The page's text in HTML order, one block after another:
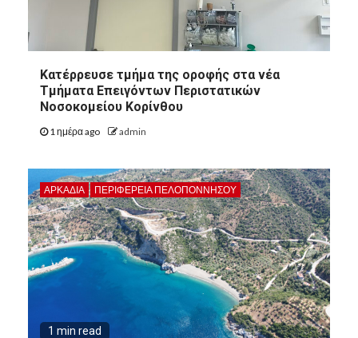
Kατέρρευσε τμήμα της οροφής στα νέα
Τμήματα Επειγόντων Περιστατικών
Νοσοκομείου Κορίνθου
1 ημέρα ago admin
ΑΡΚΑΔΊΑ ΠΕΡΙΦΈΡΕΙΑ ΠΕΛΟΠΟΝΝΉΣΟΥ
1 min read